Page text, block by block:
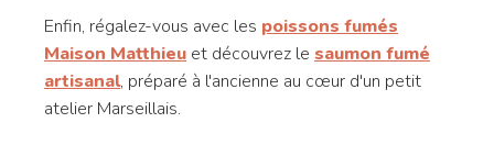
Enfin, régalez-vous avec les poissons fumés
Maison Matthieu et découvrez le saumon fumé
artisanal, préparé à l'ancienne au cœur d'un petit
atelier Marseillais.